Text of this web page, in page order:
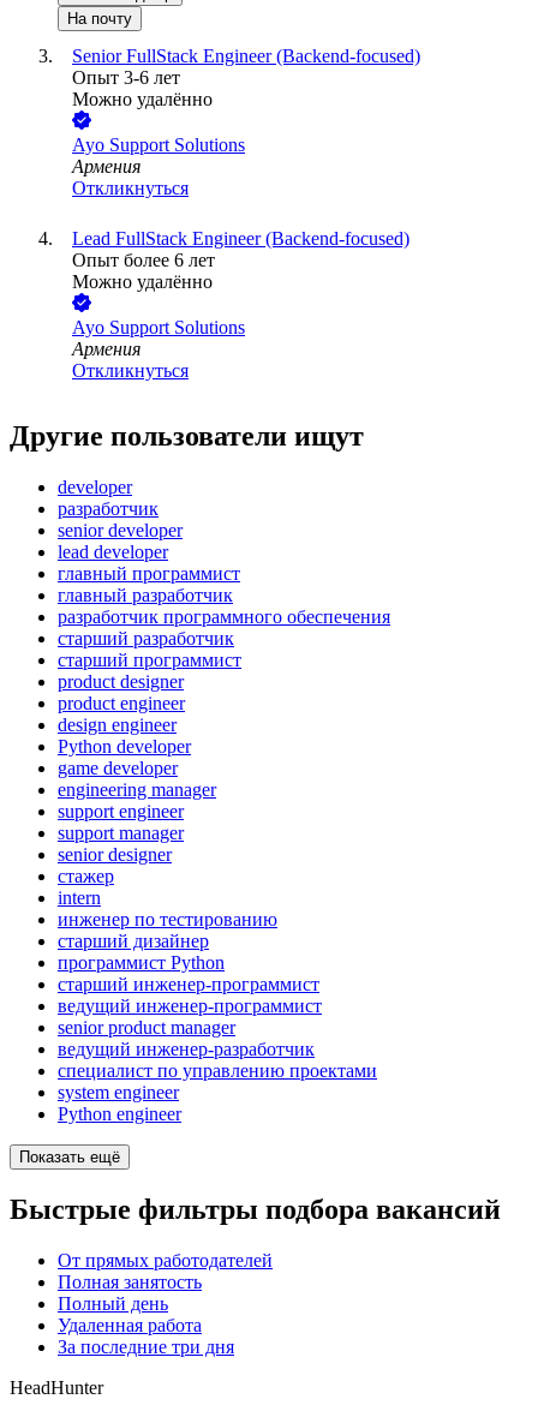
На почту
Senior FullStack Engineer (Backend-focused)
Опыт 3-6 лет
Можно удалённо
Ayo Support Solutions
Армения
Откликнуться
Lead FullStack Engineer (Backend-focused)
Опыт более 6 лет
Можно удалённо
Ayo Support Solutions
Армения
Откликнуться
Другие пользователи ищут
developer
разработчик
senior developer
lead developer
главный программист
главный разработчик
разработчик программного обеспечения
старший разработчик
старший программист
product designer
product engineer
design engineer
Python developer
game developer
engineering manager
support engineer
support manager
senior designer
стажер
intern
инженер по тестированию
старший дизайнер
программист Python
старший инженер-программист
ведущий инженер-программист
senior product manager
ведущий инженер-разработчик
специалист по управлению проектами
system engineer
Python engineer
Показать ещё
Быстрые фильтры подбора вакансий
От прямых работодателей
Полная занятость
Полный день
Удаленная работа
За последние три дня
HeadHunter